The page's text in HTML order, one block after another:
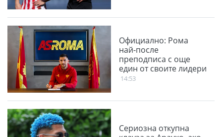
Официално: Рома
най-после
преподписа с още
един от своите лидери
14:53
Сериозна откупна